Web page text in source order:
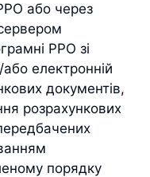
або через
РРО зі
електронній
документів,
розрахункових
порядку